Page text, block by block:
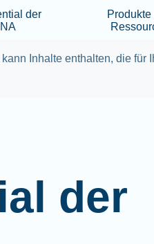
der
Produkte
kann Inhalte enthalten, die für
der